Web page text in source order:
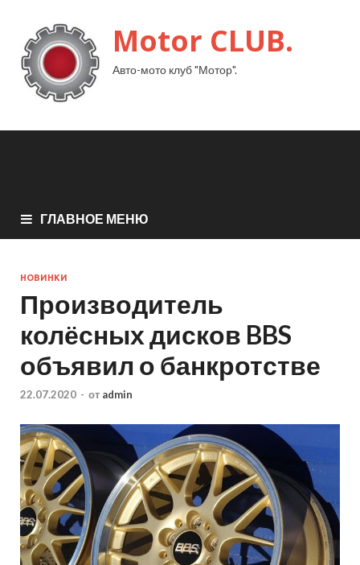
Motor CLUB.
Авто-мото клуб "Мотор".
ГЛАВНОЕ МЕНЮ
НОВИНКИ
Производитель
колёсных дисков BBS
объявил о банкротстве
22.07.2020 - от admin